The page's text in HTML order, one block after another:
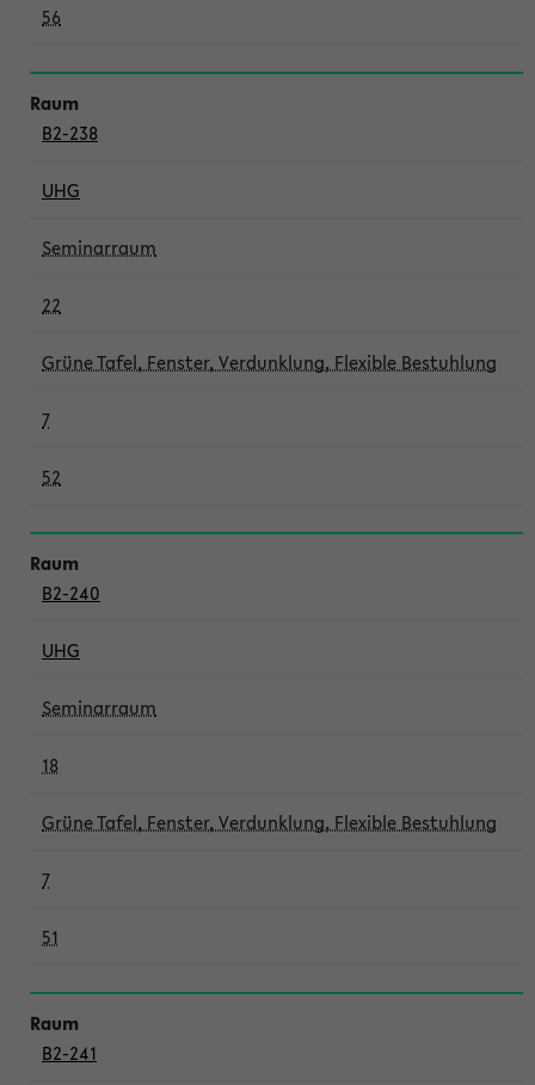
56
B2-238
UHG
Seminarraum
22
Grüne Tafel, Fenster, Verdunklung, Flexible Bestuhlung
7
52
B2-240
UHG
Seminarraum
18
Grüne Tafel, Fenster, Verdunklung, Flexible Bestuhlung
7
51
B2-241